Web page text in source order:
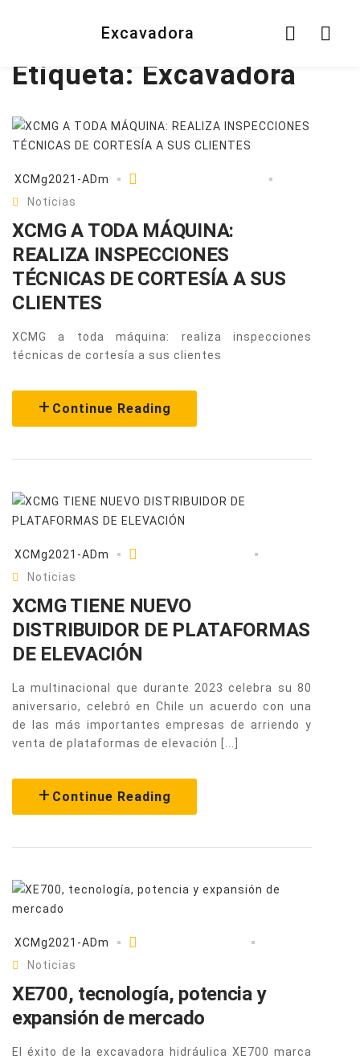
Excavadora
Etiqueta: Excavadora
XCMg2021-ADm
Noticias
XCMG A TODA MÁQUINA:
REALIZA INSPECCIONES
TÉCNICAS DE CORTESÍA A SUS
CLIENTES
XCMG a toda máquina: realiza inspecciones
técnicas de cortesía a sus clientes
Continue Reading
XCMg2021-ADm
Noticias
XCMG TIENE NUEVO
DISTRIBUIDOR DE PLATAFORMAS
DE ELEVACIÓN
La multinacional que durante 2023 celebra su 80
aniversario, celebró en Chile un acuerdo con una
de las más importantes empresas de arriendo y
venta de plataformas de elevación [...]
Continue Reading
XCMg2021-ADm
Noticias
XE700, tecnología, potencia y
expansión de mercado
El éxito de la excavadora hidráulica XE700 marca